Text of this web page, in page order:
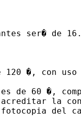
ser� de
120 �, con
de 60 �,
la
del